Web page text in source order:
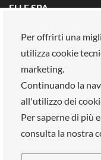
ELLE SPA
Fidelity card
Area riservata
Su di noi
La nostra mission
Pagamenti
Legal Area
Info privacy
Per offrirti una
utilizza cookie
marketing.
Continuando la
all'utilizzo dei
Per saperne di più
consulta la nostra